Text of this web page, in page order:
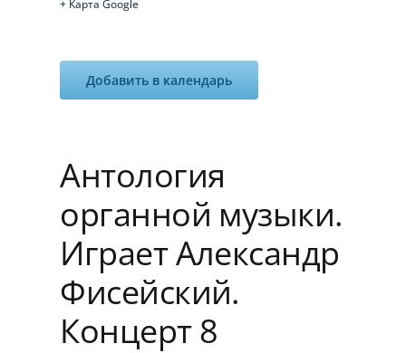
+ Карта Google
Добавить в календарь
Антология
органной музыки.
Играет Александр
Фисейский.
Концерт 8